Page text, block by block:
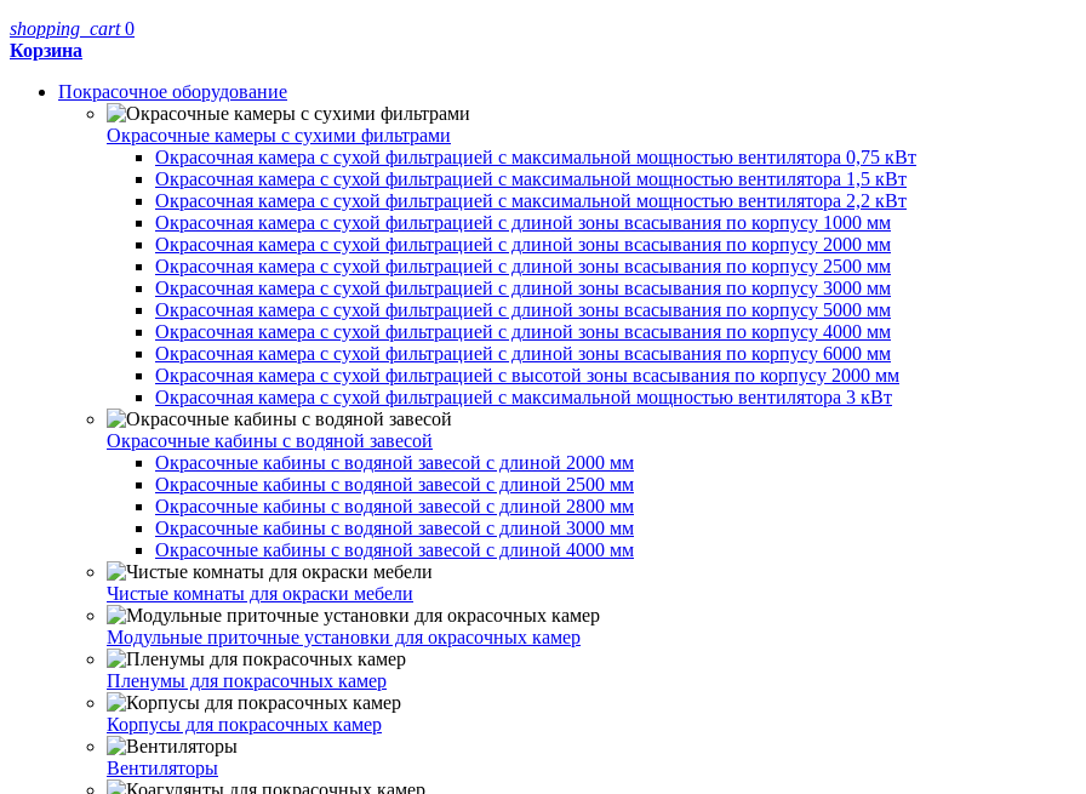
shopping_cart 0
Корзина
Покрасочное оборудование
Окрасочные камеры с сухими фильтрами
Окрасочная камера с сухой фильтрацией с максимальной мощностью вентилятора 0,75 кВт
Окрасочная камера с сухой фильтрацией с максимальной мощностью вентилятора 1,5 кВт
Окрасочная камера с сухой фильтрацией с максимальной мощностью вентилятора 2,2 кВт
Окрасочная камера с сухой фильтрацией с длиной зоны всасывания по корпусу 1000 мм
Окрасочная камера с сухой фильтрацией с длиной зоны всасывания по корпусу 2000 мм
Окрасочная камера с сухой фильтрацией с длиной зоны всасывания по корпусу 2500 мм
Окрасочная камера с сухой фильтрацией с длиной зоны всасывания по корпусу 3000 мм
Окрасочная камера с сухой фильтрацией с длиной зоны всасывания по корпусу 5000 мм
Окрасочная камера с сухой фильтрацией с длиной зоны всасывания по корпусу 4000 мм
Окрасочная камера с сухой фильтрацией с длиной зоны всасывания по корпусу 6000 мм
Окрасочная камера с сухой фильтрацией с высотой зоны всасывания по корпусу 2000 мм
Окрасочная камера с сухой фильтрацией с максимальной мощностью вентилятора 3 кВт
Окрасочные кабины с водяной завесой
Окрасочные кабины с водяной завесой с длиной 2000 мм
Окрасочные кабины с водяной завесой с длиной 2500 мм
Окрасочные кабины с водяной завесой с длиной 2800 мм
Окрасочные кабины с водяной завесой с длиной 3000 мм
Окрасочные кабины с водяной завесой с длиной 4000 мм
Чистые комнаты для окраски мебели
Модульные приточные установки для окрасочных камер
Пленумы для покрасочных камер
Корпусы для покрасочных камер
Вентиляторы